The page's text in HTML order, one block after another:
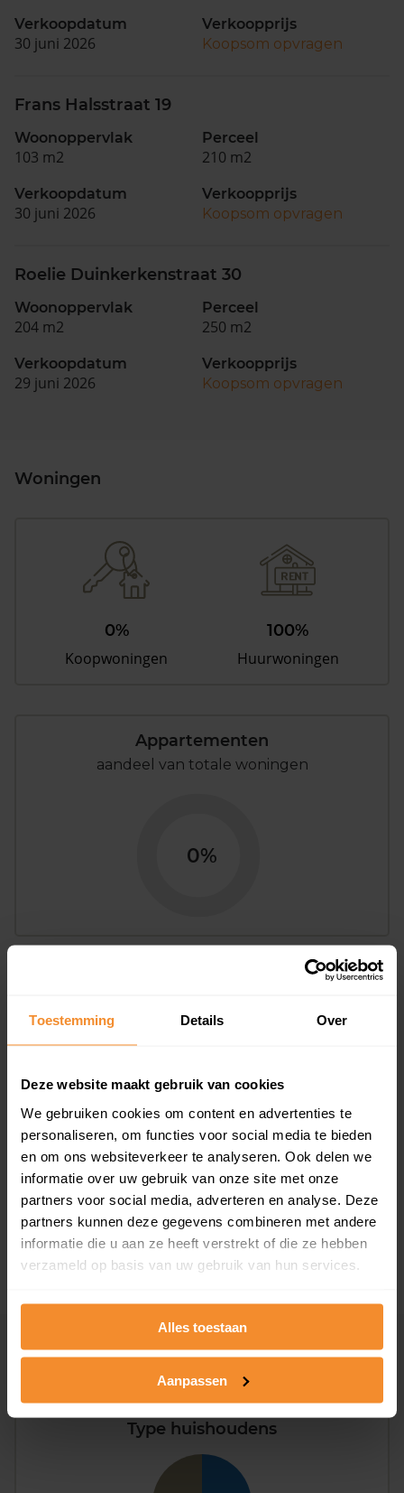
Toestemming Details Over
Deze website maakt gebruik van cookies
We gebruiken cookies om content en advertenties te
personaliseren, om functies voor social media te bieden
en om ons websiteverkeer te analyseren. Ook delen we
informatie over uw gebruik van onze site met onze
partners voor social media, adverteren en analyse. Deze
partners kunnen deze gegevens combineren met andere
informatie die u aan ze heeft verstrekt of die ze hebben
verzameld op basis van uw gebruik van hun services.
Alles toestaan
Aanpassen
Verkoopdatum
30 juni 2026
Verkoopprijs
Koopsom opvragen
Frans Halsstraat 19
Woonoppervlak
103 m2
Perceel
210 m2
Verkoopdatum
30 juni 2026
Verkoopprijs
Koopsom opvragen
Roelie Duinkerkenstraat 30
Woonoppervlak
204 m2
Perceel
250 m2
Verkoopdatum
29 juni 2026
Verkoopprijs
Koopsom opvragen
Woningen
0%
Koopwoningen
100%
Huurwoningen
Appartementen
aandeel van totale woningen
0%
T/m 1945
0%
1946 - 1980
1981 - 2007
78%
2008 of later
22%
Inwoners
Type huishoudens